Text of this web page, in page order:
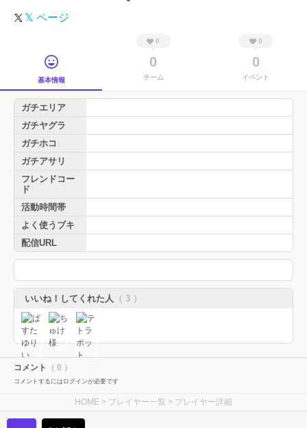
𝕏 ページ
基本情報
0
0
チーム
0
0
イベント
ガチエリア
ガチヤグラ
ガチホコ
ガチアサリ
フレンドコー
ド
活動時間帯
よく使うブキ
配信URL
いいね！してくれた人 （ 3 ）
コメント （ 0 ）
コメントするにはログインが必要です
HOME > プレイヤー一覧 > プレイヤー詳細